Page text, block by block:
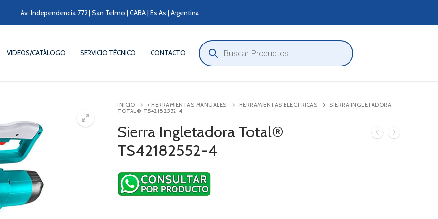
Av. Independencia 772 | San Telmo | CABA | Bs As | Argentina
VIDEOS/CATÁLOGO SERVICIO TÉCNICO CONTACTO
Búsqueda
de
productos
INICIO • HERRAMIENTAS MANUALES HERRAMIENTAS ELÉCTRICAS
SIERRA INGLETADORA
TOTAL® TS42182552-4
Sierra Ingletadora Total®
TS42182552-4